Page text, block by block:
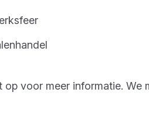
voor meer informatie. We